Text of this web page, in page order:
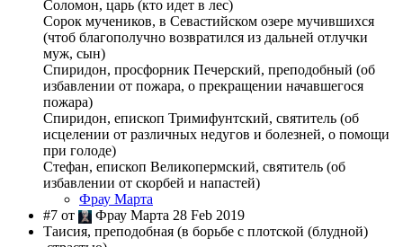
Соломон, царь (кто идет в лес)
Сорок мучеников, в Севастийском озере мучившихся
(чтоб благополучно возвратился из дальней отлучки
муж, сын)
Спиридон, просфорник Печерский, преподобный (об
избавлении от пожара, о прекращении начавшегося
пожара)
Спиридон, епископ Тримифунтский, святитель (об
исцелении от различных недугов и болезней, о помощи
при голоде)
Стефан, епископ Великопермский, святитель (об
избавлении от скорбей и напастей)
Фрау Марта
#7 от
Фрау Марта 28 Feb 2019
Таисия, преподобная (в борьбе с плотской (блудной)